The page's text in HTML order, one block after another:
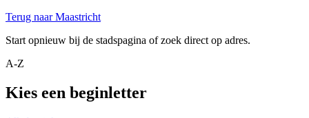
Terug naar Maastricht
Start opnieuw bij de stadspagina of zoek direct op adres.
A-Z
Kies een beginletter